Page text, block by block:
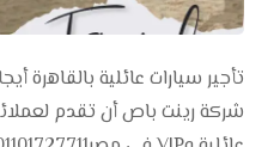
شركة رينت باص أن تقدم